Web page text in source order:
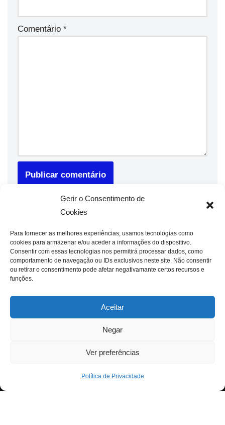
Gerir o Consentimento de
Cookies
Para fornecer as melhores experiências, usamos tecnologias como
cookies para armazenar e/ou aceder a informações do dispositivo.
Consentir com essas tecnologias nos permitirá processar dados, como
comportamento de navegação ou IDs exclusivos neste site. Não consentir
ou retirar o consentimento pode afetar negativamante certos recursos e
funções.
Aceitar
Negar
Ver preferências
Política de Privacidade
Comentário *
| Criado comWordPress